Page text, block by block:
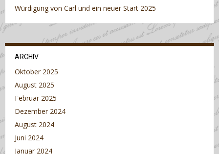
Würdigung von Carl und ein neuer Start 2025
ARCHIV
Oktober 2025
August 2025
Februar 2025
Dezember 2024
August 2024
Juni 2024
Januar 2024